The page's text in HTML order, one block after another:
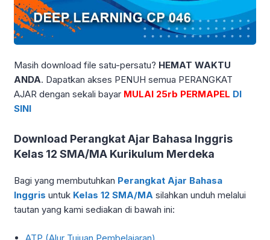
Masih download file satu-persatu? HEMAT WAKTU
ANDA. Dapatkan akses PENUH semua PERANGKAT
AJAR dengan sekali bayar MULAI 25rb PERMAPEL DI
SINI
Download Perangkat Ajar Bahasa Inggris
Kelas 12 SMA/MA Kurikulum Merdeka
Bagi yang membutuhkan Perangkat Ajar Bahasa
Inggris untuk Kelas 12 SMA/MA silahkan unduh melalui
tautan yang kami sediakan di bawah ini:
ATP (Alur Tujuan Pembelajaran)